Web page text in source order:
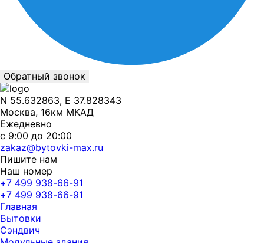
Обратный звонок
N 55.632863, E 37.828343
Москва, 16км МКАД
Ежедневно
с 9:00 до 20:00
zakaz@bytovki-max.ru
Пишите нам
Наш номер
+7 499 938-66-91
+7 499 938-66-91
Главная
Бытовки
Сэндвич